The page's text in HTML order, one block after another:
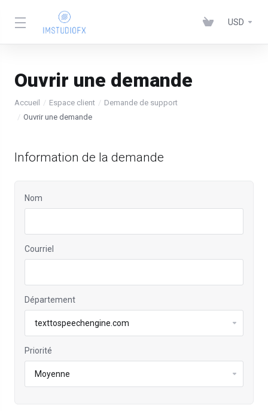
USD
Ouvrir une demande
Accueil Espace client
Demande de support
Ouvrir une demande
Information de la demande
Nom
Courriel
Département
Priorité